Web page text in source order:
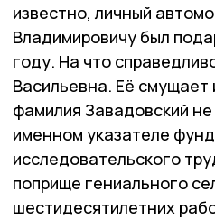
известно, личный
Владимировичу был
году. На что
Васильевна. Её смущает
фамилия Завадовский
именном указателе
исследовательского
поприще гениального
шестидесятилетних